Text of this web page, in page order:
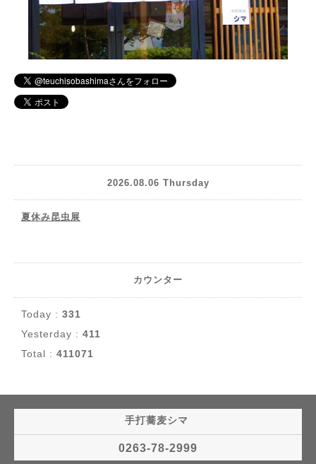
2026.08.06 Thursday
夏休み昆虫展
カウンター
Today : 331
Yesterday : 411
Total : 411071
手打蕎麦シマ
0263-78-2999